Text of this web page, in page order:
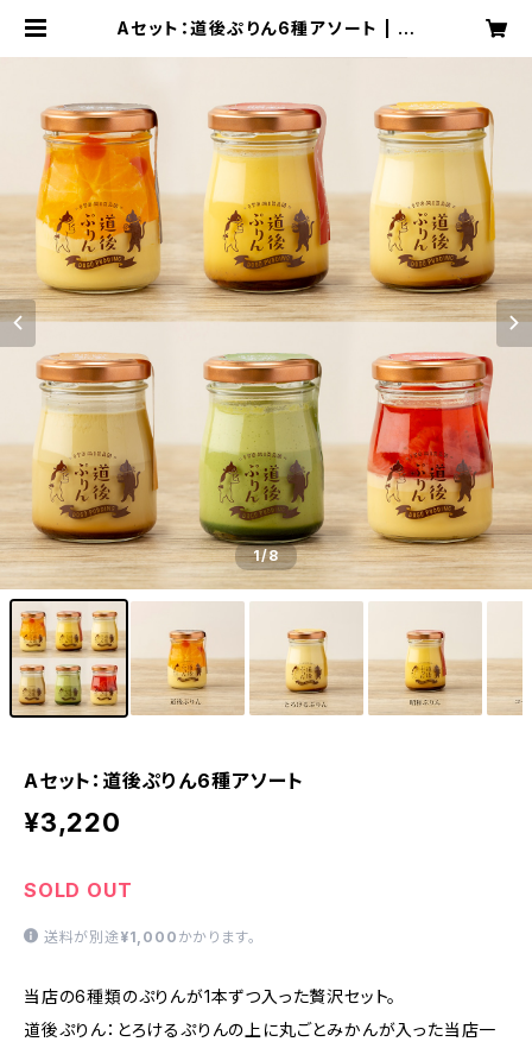
Aセット：道後ぷりん6種アソート | 道
1/8
Aセット：道後ぷりん6種アソート
¥3,220
SOLD OUT
送料が別途 ¥1,000 かかります。
当店の6種類のぷりんが1本ずつ入った贅沢セット。
道後ぷりん：とろけるぷりんの上に丸ごとみかんが入った当店一